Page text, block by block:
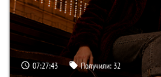
07:27:42 Получили: 32